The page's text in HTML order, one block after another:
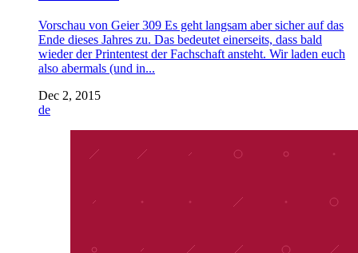
Vorschau von Geier 309 Es geht langsam aber sicher auf das
Ende dieses Jahres zu. Das bedeutet einerseits, dass bald
wieder der Printentest der Fachschaft ansteht. Wir laden euch
also abermals (und in...
Dec 2, 2015
de